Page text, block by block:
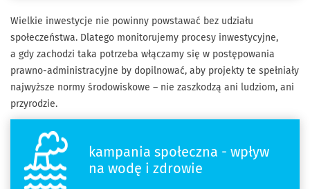
Wielkie inwestycje nie powinny powstawać bez udziału
społeczeństwa. Dlatego monitorujemy procesy inwestycyjne,
a gdy zachodzi taka potrzeba włączamy się w postępowania
prawno-administracyjne by dopilnować, aby projekty te spełniały
najwyższe normy środowiskowe – nie zaszkodzą ani ludziom, ani
przyrodzie.
kampania społeczna - wpływ
na wodę i zdrowie